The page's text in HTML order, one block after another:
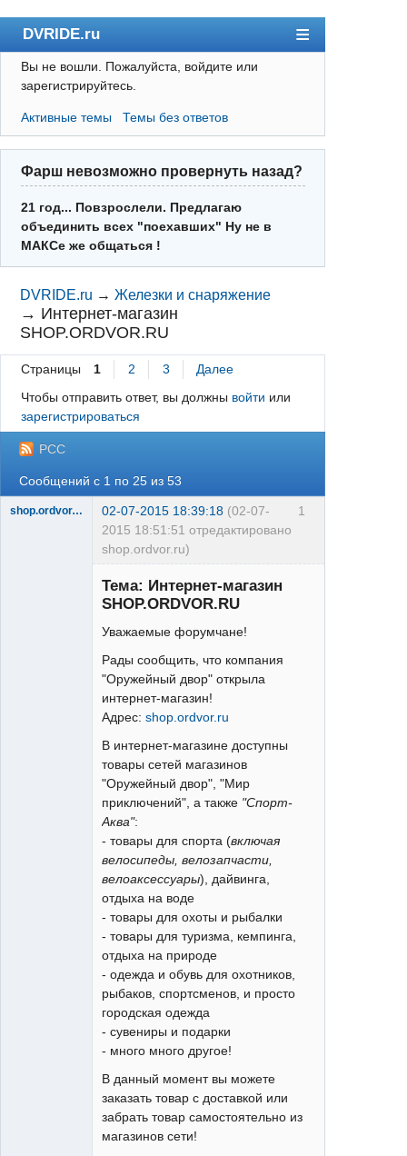
DVRIDE.ru
Форум
Пользователи
Правила
Поиск
Регистрация
Вход
Вы не вошли. Пожалуйста, войдите или
зарегистрируйтесь.
Активные темы Темы без ответов
Фарш невозможно провернуть назад?
21 год... Повзрослели. Предлагаю
объединить всех "поехавших" Ну не в
МАКСе же общаться !
DVRIDE.ru →Железки и снаряжение
→ Интернет-магазин
SHOP.ORDVOR.RU
Страницы 1 2 3
Далее
Чтобы отправить ответ, вы должны войти или
зарегистрироваться
РСС
Сообщений с 1 по 25 из 53
1
shop.ordvor.ru 02-07-2015 18:39:18 (02-07-
2015 18:51:51 отредактировано
shop.ordvor.ru)
Тема: Интернет-магазин
SHOP.ORDVOR.RU
Уважаемые форумчане!
Рады сообщить, что компания
"Оружейный двор" открыла
интернет-магазин!
Адрес: shop.ordvor.ru
В интернет-магазине доступны
товары сетей магазинов
"Оружейный двор", "Мир
приключений", а также "Спорт-
Аква":
- товары для спорта (включая
велосипеды, велозапчасти,
велоаксессуары), дайвинга,
отдыха на воде
- товары для охоты и рыбалки
- товары для туризма, кемпинга,
отдыха на природе
- одежда и обувь для охотников,
рыбаков, спортсменов, и просто
городская одежда
- сувениры и подарки
- много много другое!
В данный момент вы можете
заказать товар с доставкой или
забрать товар самостоятельно из
магазинов сети!